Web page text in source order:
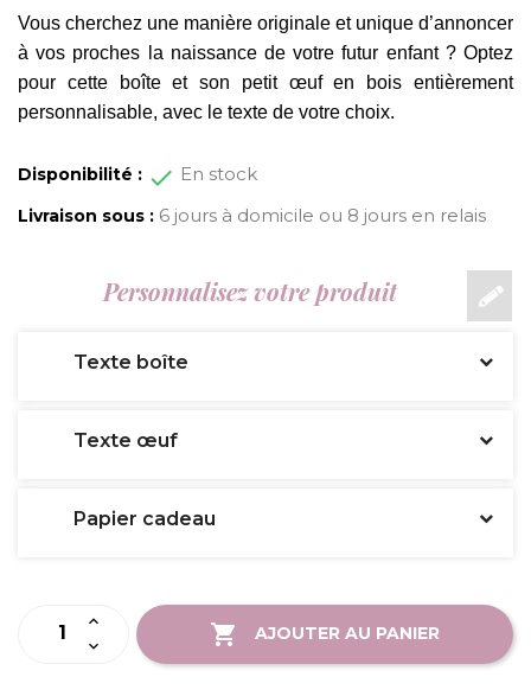
Vous cherchez une manière originale et unique d’annoncer
à vos proches la naissance de votre futur enfant ? Optez
pour cette boîte et son petit œuf en bois entièrement
personnalisable, avec le texte de votre choix.
Disponibilité : En stock
Livraison sous : 6 jours à domicile ou 8 jours en relais
Personnalisez votre produit
Texte boîte
Texte œuf
Papier cadeau
AJOUTER AU PANIER